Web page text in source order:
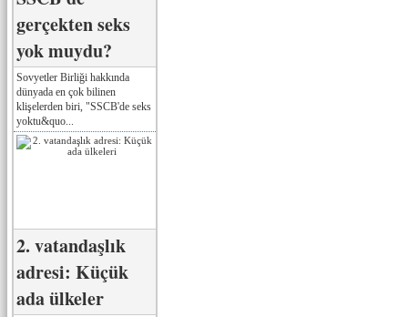
gerçekten seks
yok muydu?
Sovyetler Birliği hakkında
dünyada en çok bilinen
klişelerden biri, "SSCB'de seks
yoktu&quo...
2. vatandaşlık
adresi: Küçük
ada ülkeler